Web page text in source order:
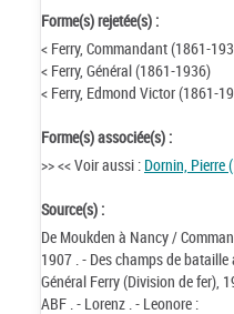
Forme(s) rejetée(s) :
< Ferry, Commandant (1861-
< Ferry, Général (1861-1936)
< Ferry, Edmond Victor (1861-
Forme(s) associée(s) :
>> << Voir aussi : Dornin, Pierre
Source(s) :
De Moukden à Nancy /
1907 . - Des champs de
Général Ferry (Division de fer),
ABF . - Lorenz . - Leonore :